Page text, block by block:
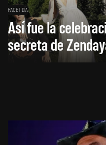
HACE 1 DÍA
Así fue la
secreta de